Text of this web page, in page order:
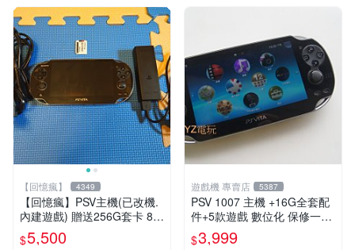
【回憶瘋】 4349
【回憶瘋】PSV主機(已改機.
內建遊戲) 贈送256G套卡 8成
新 遊戲機 PSVITA
$5,500
遊戲機 專賣店 5387
PSV 1007 主機 +16G全套配
件+5款遊戲 數位化 保修一年
品質有保障
$3,999